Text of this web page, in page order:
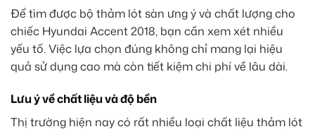
Để tìm được bộ thảm lót sàn ưng ý và chất lượng cho
chiếc Hyundai Accent 2018, bạn cần xem xét nhiều
yếu tố. Việc lựa chọn đúng không chỉ mang lại hiệu
quả sử dụng cao mà còn tiết kiệm chi phí về lâu dài.
Lưu ý về chất liệu và độ bền
Thị trường hiện nay có rất nhiều loại chất liệu thảm lót